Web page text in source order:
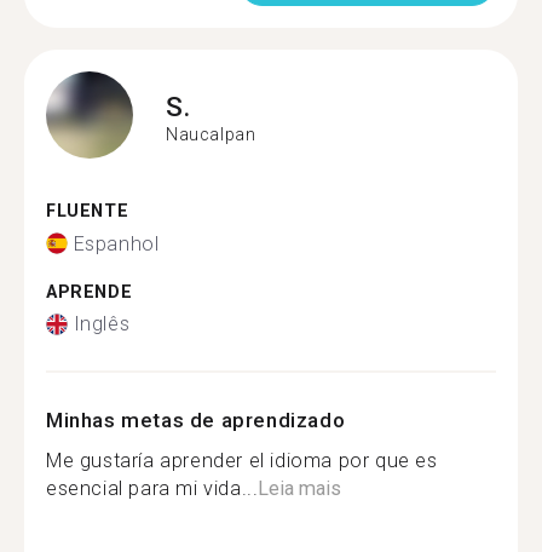
S.
Naucalpan
FLUENTE
Espanhol
APRENDE
Inglês
Minhas metas de aprendizado
Me gustaría aprender el idioma por que es
esencial para mi vida...Leia mais